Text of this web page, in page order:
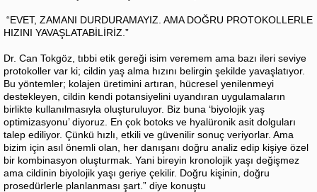
“EVET, ZAMANI DURDURAMAYIZ. AMA DOĞRU PROTOKOLLERLE
HIZINI YAVAŞLATABİLİRİZ.”
Dr. Can Tokgöz, tıbbi etik gereği isim veremem ama bazı ileri seviye
protokoller var ki; cildin yaş alma hızını belirgin şekilde yavaşlatıyor.
Bu yöntemler; kolajen üretimini artıran, hücresel yenilenmeyi
destekleyen, cildin kendi potansiyelini uyandıran uygulamaların
birlikte kullanılmasıyla oluşturuluyor. Biz buna ‘biyolojik yaş
optimizasyonu’ diyoruz. En çok botoks ve hyalüronik asit dolguları
talep ediliyor. Çünkü hızlı, etkili ve güvenilir sonuç veriyorlar. Ama
bizim için asıl önemli olan, her danışanı doğru analiz edip kişiye özel
bir kombinasyon oluşturmak. Yani bireyin kronolojik yaşı değişmez
ama cildinin biyolojik yaşı geriye çekilir. Doğru kişinin, doğru
prosedürlerle planlanması şart.” diye konuştu